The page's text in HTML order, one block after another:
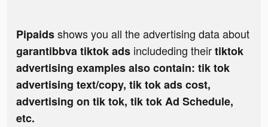
Pipaidsshows you all the advertising data about
garantibbva tiktok ads includeding theirtiktok
advertising examples also contain: tik tok
advertising text/copy, tik tok ads cost,
advertising on tik tok, tik tok Ad Schedule,
etc.